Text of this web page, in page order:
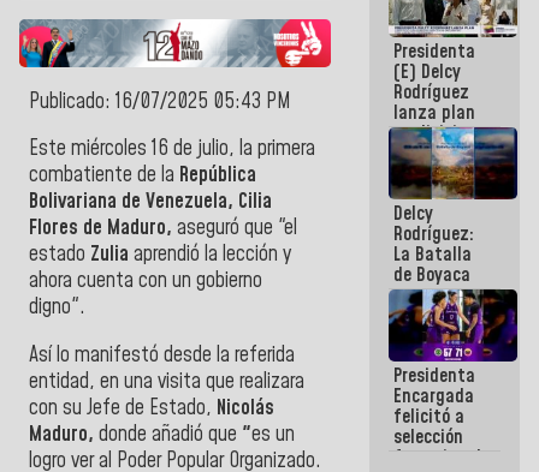
Publicado: 16/07/2025 05:43 PM
Este miércoles 16 de julio, la primera
combatiente de la República
Bolivariana de Venezuela, Cilia
Flores de Maduro, aseguró que "el
estado Zulia aprendió la lección y
ahora cuenta con un gobierno
digno".
Así lo manifestó desde la referida
entidad, en una visita que realizara
con su Jefe de Estado, Nicolás
Maduro, donde añadió que "es un
logro ver al Poder Popular Organizado.
para
atención de
emergencia
sísmica en
la última
semana
Presidenta
(E) Delcy
Rodríguez
lanza plan
crediticio
con subsidio
a Juntas de
Condominio
Delcy
Rodríguez:
La Batalla
de Boyaca
representa
un capítulo
decisivo en
la gesta
emancipadora
de nuestra
América
Presidenta
Encargada
felicitó a
selección
femenina de